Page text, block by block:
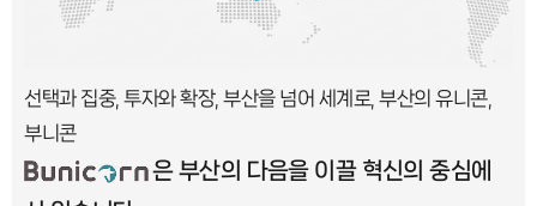
선택과 집중, 투자와 확장, 부산을 넘어 세계로, 부산의 유니콘,
부니콘
은 부산의 다음을 이끌 혁신의 중심에